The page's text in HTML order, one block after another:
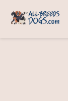
контенту